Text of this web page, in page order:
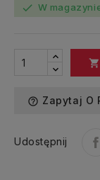
check W

help_outline Zapytaj O
Udostępnij